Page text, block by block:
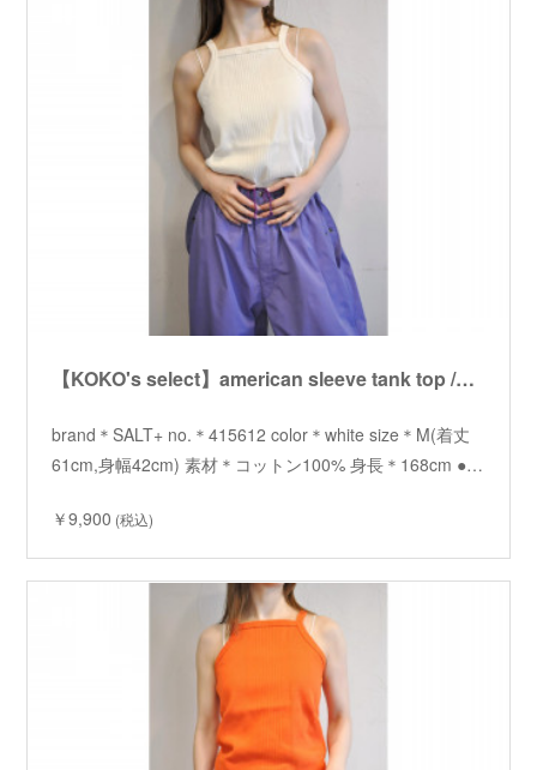
【KOKO's select】american sleeve tank top /【ココズセレクト】アメリカンスリーブタンクトップ
brand＊SALT+ no.＊415612 color＊white size＊M(着丈
61cm,身幅42cm) 素材＊コットン100% 身長＊168cm ●…
￥9,900 (税込)